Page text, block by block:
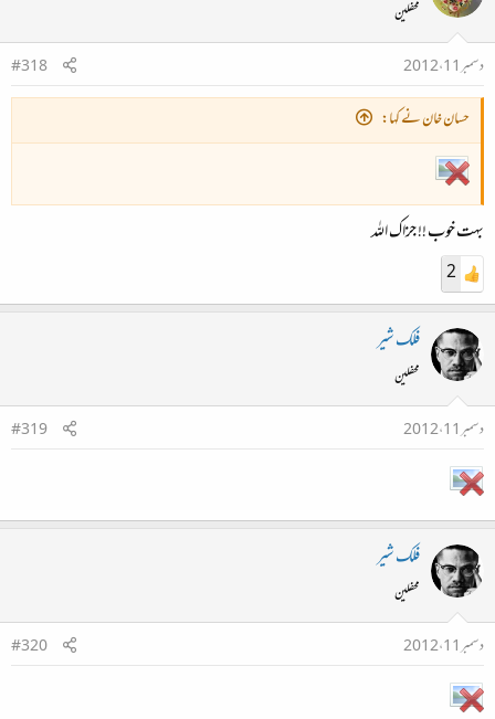
محفلین
دسمبر 11، 2012
#318
حسان خان نے کہا:
بہت خوب !! جزاک اللہ
2
فلک شیر
محفلین
دسمبر 11، 2012
#319
فلک شیر
محفلین
دسمبر 11، 2012
#320